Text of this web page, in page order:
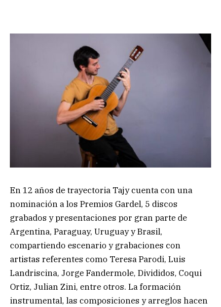
En 12 años de trayectoria Tajy cuenta con una
nominación a los Premios Gardel, 5 discos
grabados y presentaciones por gran parte de
Argentina, Paraguay, Uruguay y Brasil,
compartiendo escenario y grabaciones con
artistas referentes como Teresa Parodi, Luis
Landriscina, Jorge Fandermole, Divididos, Coqui
Ortiz, Julian Zini, entre otros. La formación
instrumental, las composiciones y arreglos hacen